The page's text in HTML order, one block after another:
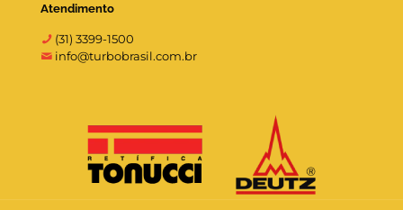
Atendimento
(31) 3399-1500
info@turbobrasil.com.br